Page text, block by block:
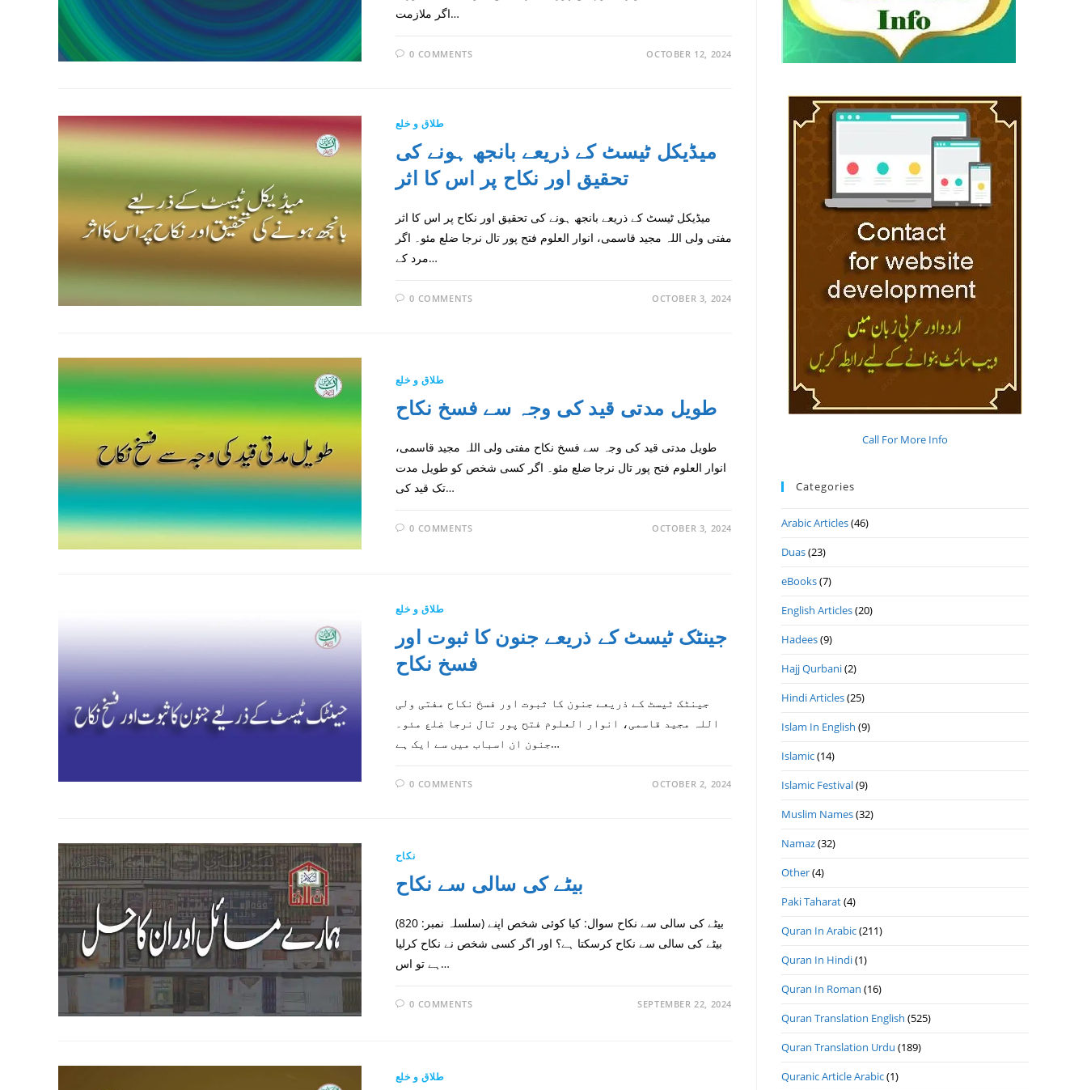
اگر ملازمت…
0 COMMENTS OCTOBER 12, 2024
طلاق و خلع
میڈیکل ٹیسٹ کے ذریعے بانجھ ہونے کی
تحقیق اور نکاح پر اس کا اثر
میڈیکل ٹیسٹ کے ذریعے بانجھ ہونے کی تحقیق اور نکاح پر اس کا اثر
مفتی ولی اللہ مجید قاسمی، انوار العلوم فتح پور تال نرجا ضلع مئو۔ اگر
مرد کے…
0 COMMENTS OCTOBER 3, 2024
طلاق و خلع
طویل مدتی قید کی وجہ سے فسخ نکاح
طویل مدتی قید کی وجہ سے فسخ نکاح مفتی ولی اللہ مجید قاسمی،
انوار العلوم فتح پور تال نرجا ضلع مئو۔ اگر کسی شخص کو طویل مدت
تک قید کی…
0 COMMENTS OCTOBER 3, 2024
طلاق و خلع
جینٹک ٹیسٹ کے ذریعے جنون کا ثبوت اور
فسخ نکاح
جینٹک ٹیسٹ کے ذریعے جنون کا ثبوت اور فسخ نکاح مفتی ولی
اللہ مجید قاسمی، انوار العلوم فتح پور تال نرجا ضلع مئو۔
جنون ان اسباب میں سے ایک ہے…
0 COMMENTS OCTOBER 2, 2024
نکاح
بیٹے کی سالی سے نکاح
(سلسلہ نمبر: 820) بیٹے کی سالی سے نکاح سوال: کیا کوئی شخص اپنے
بیٹے کی سالی سے نکاح کرسکتا ہے؟ اور اگر کسی شخص نے نکاح کرلیا
ہے تو اس…
0 COMMENTS SEPTEMBER 22, 2024
طلاق و خلع
Call For More Info
Categories
Arabic Articles(46)
Duas(23)
eBooks(7)
English Articles(20)
Hadees(9)
Hajj Qurbani(2)
Hindi Articles(25)
Islam In English (9)
Islamic(14)
Islamic Festival(9)
Muslim Names(32)
Namaz(32)
Other(4)
Paki Taharat(4)
Quran In Arabic(211)
Quran In Hindi(1)
Quran In Roman (16)
Quran Translation English (525)
Quran Translation Urdu (189)
Quranic Article Arabic(1)